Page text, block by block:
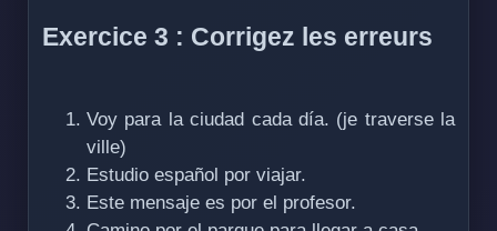
Exercice 3 : Corrigez les erreurs
Voy para la ciudad cada día. (je traverse la
ville)
Estudio español por viajar.
Este mensaje es por el profesor.